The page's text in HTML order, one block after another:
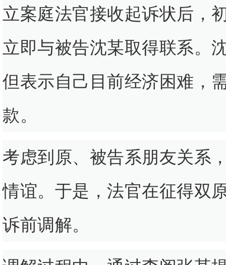
立案庭法官接收起诉状后，
立即与被告沈某取得联系。
但表示自己目前经济困难，
款。
考虑到原、被告系朋友关系
情谊。于是，法官在征得双
诉前调解。